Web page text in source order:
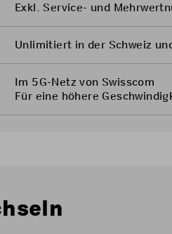
Exkl. Service- und
Unlimitiert in der Schweiz
Im 5G-Netz von Swisscom
Für eine höhere